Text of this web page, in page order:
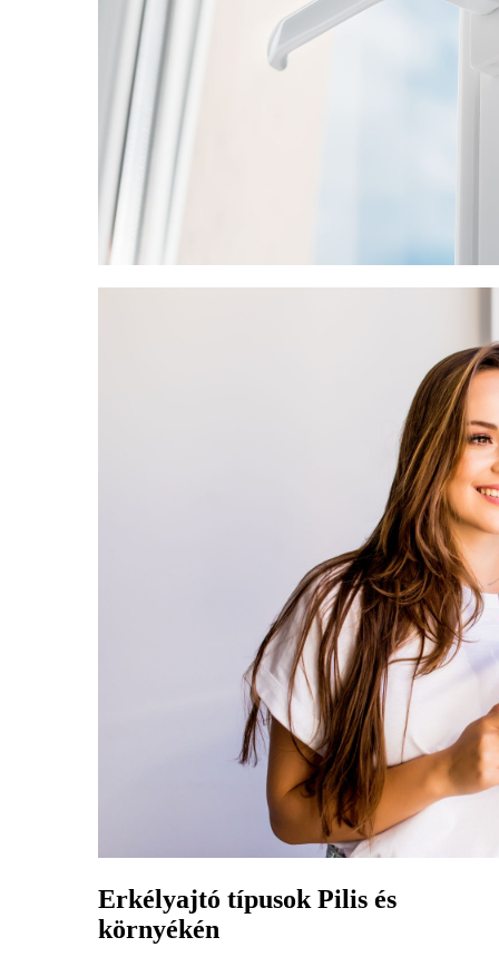
Erkélyajtó típusok Pilis és
környékén